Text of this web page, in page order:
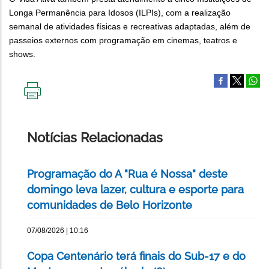
Longa Permanência para Idosos (ILPIs), com a realização
semanal de atividades físicas e recreativas adaptadas, além de
passeios externos com programação em cinemas, teatros e
shows.
Notícias Relacionadas
Programação do A "Rua é Nossa" deste
domingo leva lazer, cultura e esporte para
comunidades de Belo Horizonte
07/08/2026 | 10:16
Copa Centenário terá finais do Sub-17 e do